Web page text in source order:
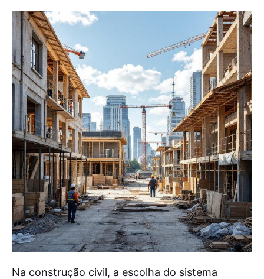
Na construção civil, a escolha do sistema